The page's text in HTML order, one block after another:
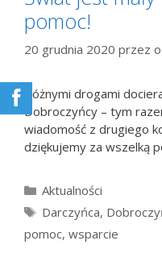
pomoc!
20 grudnia 2020 przez
Różnymi drogami
Dobroczyńcy – tym
wiadomość z drugiego
dziękujemy za wszelką
Kategorie
Aktualności
Tagi
Darczyńca,
pomoc, wsparcie